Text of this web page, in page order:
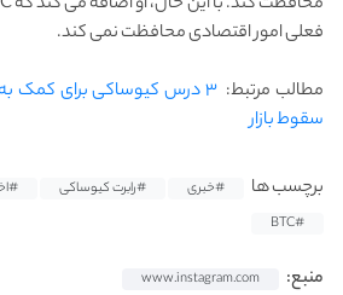
فعلی امور اقتصادی محافظت نمی کند.
مطالب مرتبط: ۳ درس کیوساکی برای کمک
سقوط بازار
برچسب ها #خبری #رابرت کیوساکی
#BTC
منبع: www.instagram.com